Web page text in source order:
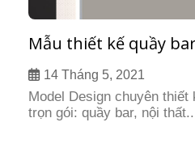
Mẫu thiết kế quầy
đẹp14 Tháng 5, 2021
Model Design chuyên thiết
trọn gói: quầy bar, nội